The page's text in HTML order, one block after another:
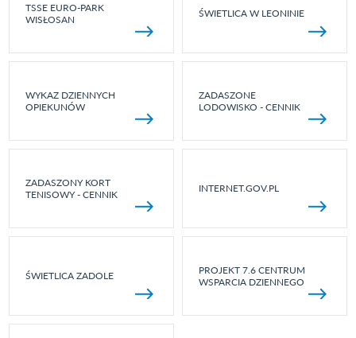
TSSE EURO-PARK
WISŁOSAN
ŚWIETLICA W LEONINIE
WYKAZ DZIENNYCH
OPIEKUNÓW
ZADASZONE
LODOWISKO - CENNIK
ZADASZONY KORT
TENISOWY - CENNIK
INTERNET.GOV.PL
ŚWIETLICA ZADOLE
PROJEKT 7.6 CENTRUM
WSPARCIA DZIENNEGO